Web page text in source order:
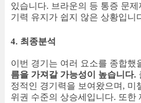
있습니다. 브라운의 등 통증 문
기력 유지가 쉽지 않은 상황입니
4. 최종분석
이번 경기는 여러 요소를 종합했
름을 가져갈 가능성이 높습니다.
정적인 경기력을 보여왔으며, 미
위권 수준의 상승세입니다. 또한